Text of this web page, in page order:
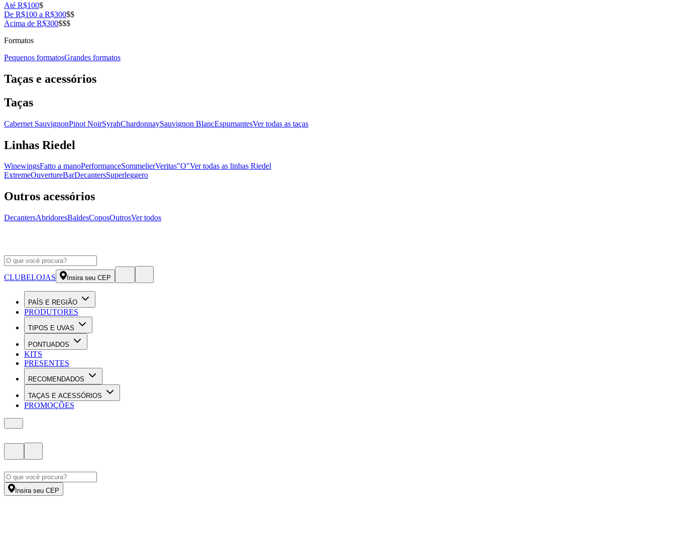
Até R$100$
De R$100 a R$300$$
Acima de R$300$$$
Formatos
Pequenos formatosGrandes formatos
Taças e acessórios
Taças
Cabernet SauvignonPinot NoirSyrahChardonnaySauvignon BlancEspumantesVer todas as taças
Linhas Riedel
WinewingsFatto a manoPerformanceSommelierVeritas"O"Ver todas as linhas Riedel
ExtremeOuvertureBarDecantersSuperleggero
Outros acessórios
DecantersAbridoresBaldesCoposOutrosVer todos
CLUBELOJAS Insira seu CEP
PAÍS E REGIÃO
PRODUTORES
TIPOS E UVAS
PONTUADOS
KITS
PRESENTES
RECOMENDADOS
TAÇAS E ACESSÓRIOS
PROMOÇÕES
Insira seu CEP